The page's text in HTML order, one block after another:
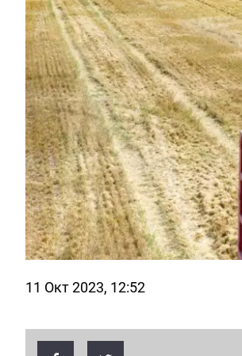
11 Окт 2023, 12:52